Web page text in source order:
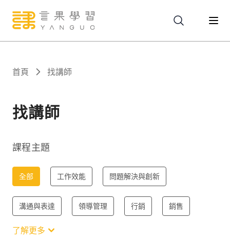
關於
報名
文章
首頁 找講師
找講師
課程主題
全部 工作效能 問題解決與創新
溝通與表達 領導管理 行銷 銷售
服務
了解更多